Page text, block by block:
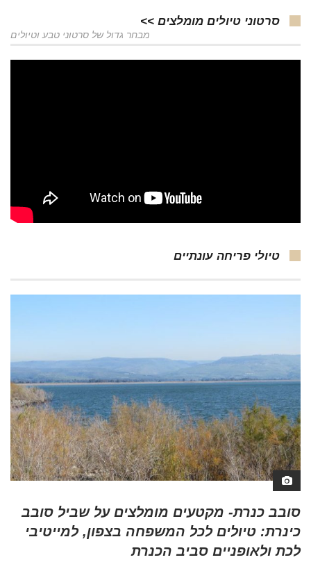
סרטוני טיולים מומלצים >>
מבחר גדול של סרטוני טבע וטיולים
טיולי פריחה עונתיים
סובב כנרת- מקטעים מומלצים על שביל סובב
כינרת: טיולים לכל המשפחה בצפון, למייטיבי
לכת ולאופניים סביב הכנרת